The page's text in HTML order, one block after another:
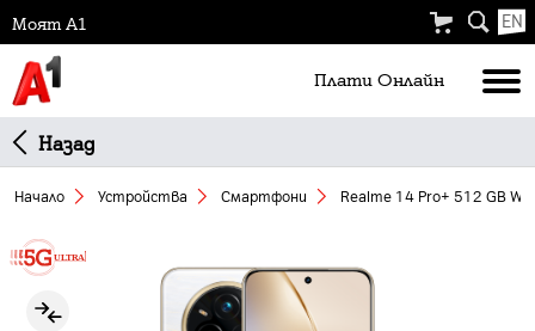
Моят А1 EN
Плати Oнлайн
Назад
Начало Устройства Смартфони Realme 14 Pro+ 512 GB
Slide 1 of 7